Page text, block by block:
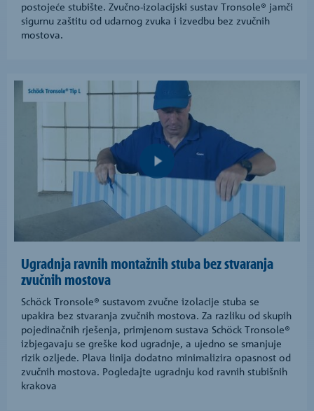
postojeće stubište. Zvučno-izolacijski sustav Tronsole® jamči
sigurnu zaštitu od udarnog zvuka i izvedbu bez zvučnih
mostova.
Ugradnja ravnih montažnih stuba bez stvaranja
zvučnih mostova
Schöck Tronsole® sustavom zvučne izolacije stuba se
upakira bez stvaranja zvučnih mostova. Za razliku od skupih
pojedinačnih rješenja, primjenom sustava Schöck Tronsole®
izbjegavaju se greške kod ugradnje, a ujedno se smanjuje
rizik ozljede. Plava linija dodatno minimalizira opasnost od
zvučnih mostova. Pogledajte ugradnju kod ravnih stubišnih
krakova